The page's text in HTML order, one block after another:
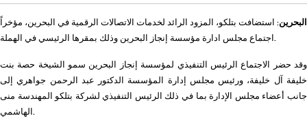
البحرين: استضافت بتلكو، المزود الرائد لخدمات الاتصالات الرقمية في البحرين، مؤخراً
اجتماع مجلس ادارة مؤسسة إنجاز البحرين وذلك بمقرها الرئيسي في الهملة.
وقد حضر الاجتماع الرئيس التنفيذي لمؤسسة إنجاز البحرين سمو الشيخة حصة بنت
خليفة آل خليفة، ورئيس مجلس إدارة المؤسسة الدكتور عبد الرحمن جواهري إلى
جانب أعضاء مجلس الإدارة بما في ذلك الرئيس التنفيذي لشركة بتلكو المهندسة منى
الهاشمي.